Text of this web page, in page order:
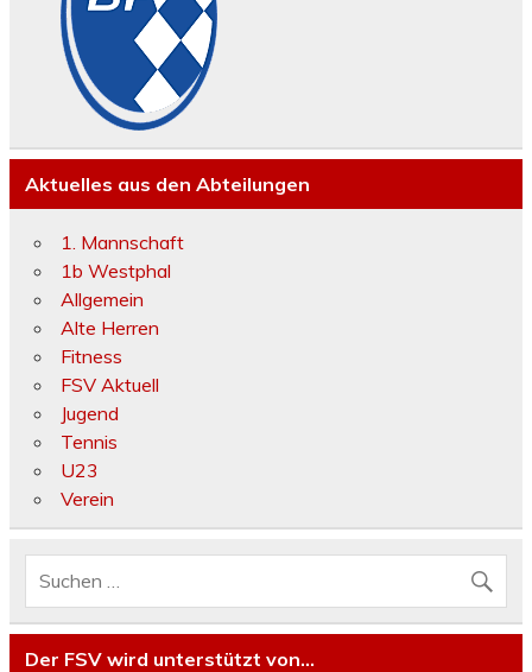
Aktuelles aus den Abteilungen
1. Mannschaft
1b Westphal
Allgemein
Alte Herren
Fitness
FSV Aktuell
Jugend
Tennis
U23
Verein
Der FSV wird unterstützt von…